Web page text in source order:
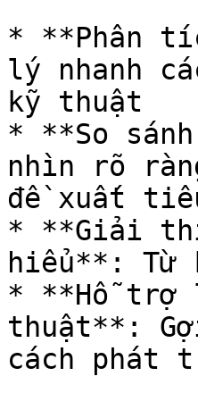
* **Phân
lý nhanh
kỹ thuật
* **So
nhìn rõ
đề xuất
* **Giải
hiểu**: Từ
* **Hỗ trợ
thuật**:
cách phát